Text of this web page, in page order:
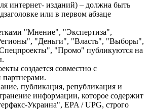
интернет- изданий) – должна быть
или в первом абзаце
"Мнение", "Экспертиза",
"Деньги", "Власть", "Выборы",
"Промо" публикуются на
создается совместно с
публикация, републикация и
информации, которое содержит
Украина", EPA / UPG, строго